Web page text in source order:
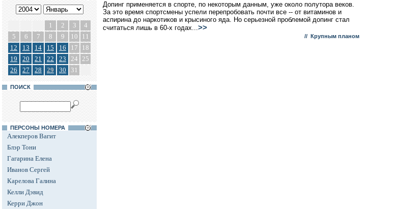
1 2 3
4
5
6 7 8 9 10
11
12
13 14 15 16 17
18
19
20 21 22 23 24 25
26
27 28 29 30 31
ПОИСК
ПЕРСОНЫ НОМЕРА
Алекперов Вагит
Блэр Тони
Гагарина Елена
Иванов Сергей
Карелова Галина
Келли Дэвид
Керри Джон
Допинг применяется в спорте, по некоторым данным, уже около полутора веков.
За это время спортсмены успели перепробовать почти все -- от витаминов и
аспирина до наркотиков и крысиного яда. Но серьезной проблемой допинг стал
считаться лишь в 60-х годах...>>
// Крупным планом